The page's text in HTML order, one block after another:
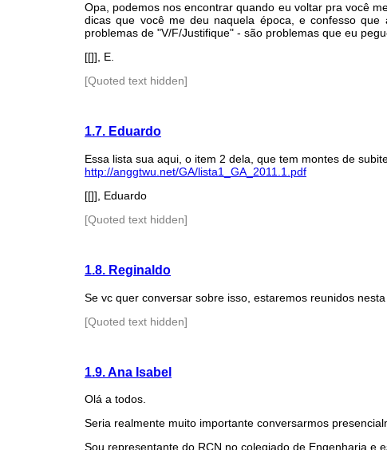
Opa, podemos nos encontrar quando eu voltar pra você
dicas que você me deu naquela época, e confesso
problemas de "V/F/Justifique" - são problemas que eu
[[]], E.
[Quoted text hidden]
1.7. Eduardo
Essa lista sua aqui, o item 2 dela, que tem montes de
http://anggtwu.net/GA/lista1_GA_2011.1.pdf
[[]], Eduardo
[Quoted text hidden]
1.8. Reginaldo
Se vc quer conversar sobre isso, estaremos reunidos
[Quoted text hidden]
1.9. Ana Isabel
Olá a todos.
Seria realmente muito importante conversarmos
Sou representante do RCN no colegiado de Engenharia e